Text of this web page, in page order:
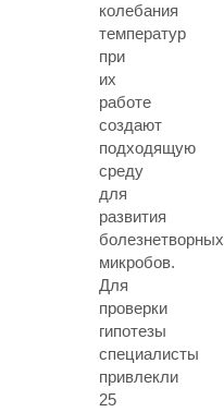
колебания
температур
при
их
работе
создают
подходящую
среду
для
развития
болезнетворных
микробов.
Для
проверки
гипотезы
специалисты
привлекли
25